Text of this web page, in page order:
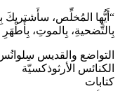
“أَيُّها المُخلِّص، سأَشتريكَ
بِالتَّضحيةِ، بِالموتِ،
الكنائس الأرثوذكسيّة
كتابات